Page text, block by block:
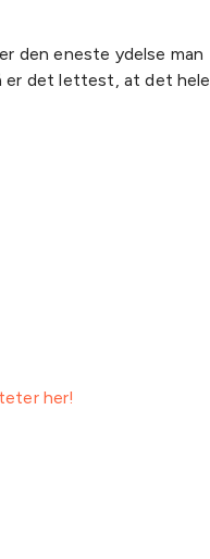
den eneste ydelse man
er det lettest, at det hele
her!